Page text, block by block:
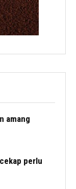
amang
perlu